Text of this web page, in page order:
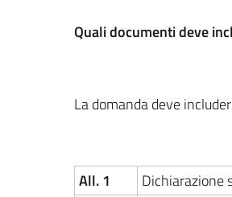
Quali documenti deve
La domanda deve
All. 1
Dichiarazione